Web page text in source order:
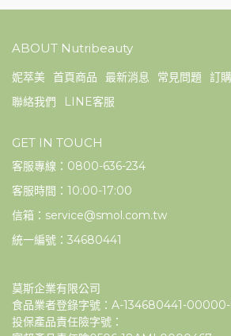
ABOUT Nutribeauty
妮萃美 首頁商品 最新消息 常見問題 訂
聯絡我們
LINE客服
GET IN TOUCH
客服專線：0800-636-234
客服時間：10:00-17:00
信箱：service@smol.com.tw
統一編號：34680441
莫斯企業有限公司
食品業者登錄字號：A-134680441-
投保產品責任險字號：